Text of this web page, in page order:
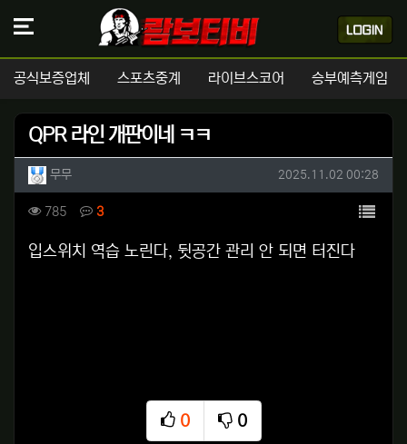
공식보증업체 스포츠중계 라이브스코어 승부예측게임
QPR 라인 개판이네 ㅋㅋ
작성자 정보
무무작성 작성일
2025.11.02 00:28
컨텐츠 정보
785조회 3댓글 목록
본문
입스위치 역습 노린다, 뒷공간 관리 안 되면 터진다
0
0